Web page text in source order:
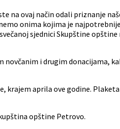
na ovaj način odali priznanje
onima kojima je
sjednici Skupštine
novčanim i drugim donacijama,
krajem aprila ove godine.
opštine Petrovo.